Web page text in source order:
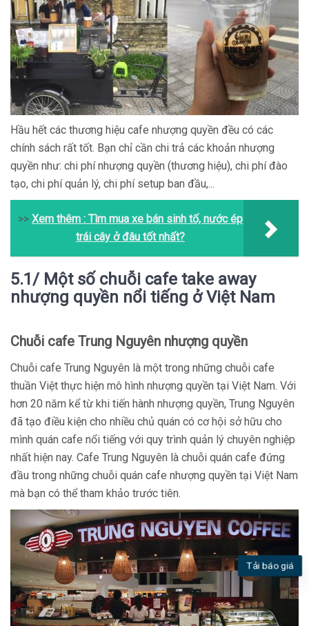
Hầu hết các thương hiệu cafe nhượng quyền đều có các
chính sách rất tốt. Bạn chỉ cần chi trả các khoản nhượng
quyền như: chi phí nhượng quyền (thương hiệu), chi phí đào
tạo, chi phí quản lý, chi phí setup ban đầu,...
>> Xem thêm : Tìm mua xe bán sinh tố, nước ép
trái cây ở đâu tốt nhất?
5.1/ Một số chuỗi cafe take away
nhượng quyền nổi tiếng ở Việt Nam
Chuỗi cafe Trung Nguyên nhượng quyền
Chuỗi cafe Trung Nguyên là một trong những chuỗi cafe
thuần Việt thực hiện mô hình nhượng quyền tại Việt Nam. Với
hơn 20 năm kể từ khi tiến hành nhượng quyền, Trung Nguyên
đã tạo điều kiện cho nhiều chủ quán có cơ hội sở hữu cho
mình quán cafe nổi tiếng với quy trình quản lý chuyên nghiệp
nhất hiện nay. Cafe Trung Nguyên là chuỗi quán cafe đứng
đầu trong những chuỗi quán cafe nhượng quyền tại Việt Nam
mà bạn có thể tham khảo trước tiên.
Tải báo giá